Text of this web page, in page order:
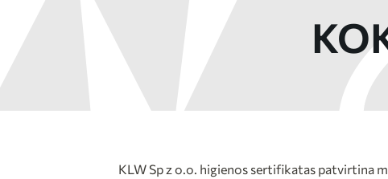
KLW Sp z o.o. higienos sertifikatas patvirtina